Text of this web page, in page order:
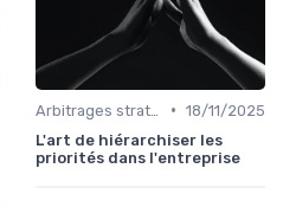
• 18/11/2025
L'art de hiérarchiser les
priorités dans l'entreprise